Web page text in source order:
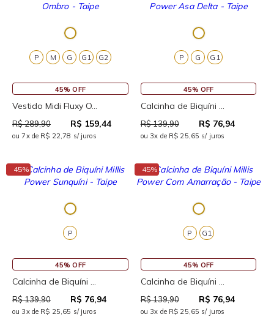
G1
G
M G2
P
45% OFF
Vestido Midi Fluxy O...
R$ 289,90 R$ 159,44
ou 7x de R$ 22,78 s/ juros
G1
P G
45% OFF
Calcinha de Biquíni ...
R$ 139,90 R$ 76,94
ou 3x de R$ 25,65 s/ juros
45%
P
45% OFF
Calcinha de Biquíni ...
R$ 139,90 R$ 76,94
ou 3x de R$ 25,65 s/ juros
45%
P G1
45% OFF
Calcinha de Biquíni ...
R$ 139,90 R$ 76,94
ou 3x de R$ 25,65 s/ juros